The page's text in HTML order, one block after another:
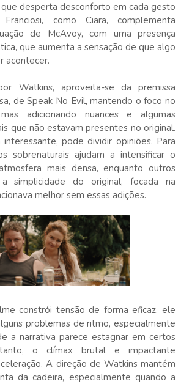
desperta desconforto em cada gesto
como Ciara, complementa
de McAvoy, com uma presença
que aumenta a sensação de que algo
acontecer.
Watkins, aproveita-se da premissa
de Speak No Evil, mantendo o foco no
adicionando nuances e algumas
que não estavam presentes no original.
interessante, pode dividir opiniões. Para
sobrenaturais ajudam a intensificar o
mais densa, enquanto outros
simplicidade do original, focada na
melhor sem essas adições.
constrói tensão de forma eficaz, ele
problemas de ritmo, especialmente
a narrativa parece estagnar em certos
o clímax brutal e impactante
A direção de Watkins mantém
da cadeira, especialmente quando a